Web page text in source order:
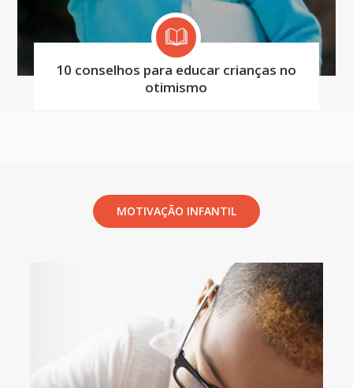
10 conselhos para educar crianças no
otimismo
MOTIVAÇÃO INFANTIL